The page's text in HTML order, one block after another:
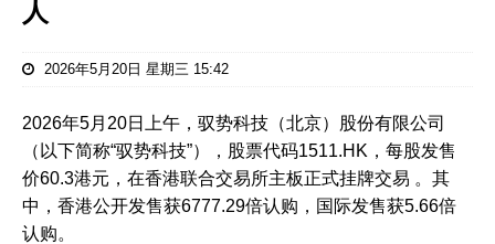
人
2026年5月20日 星期三 15:42
2026年5月20日上午，驭势科技（北京）股份有限公司
（以下简称“驭势科技”），股票代码1511.HK，每股发售
价60.3港元，在香港联合交易所主板正式挂牌交易 。其
中，香港公开发售获6777.29倍认购，国际发售获5.66倍
认购。